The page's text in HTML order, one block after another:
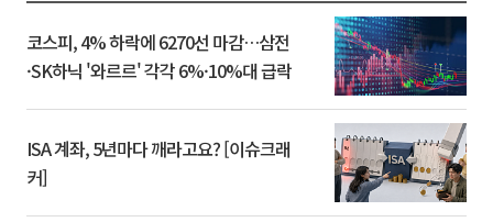
코스피, 4% 하락에 6270선 마감…삼전
·SK하닉 '와르르' 각각 6%·10%대 급락
ISA 계좌, 5년마다 깨라고요? [이슈크래
커]